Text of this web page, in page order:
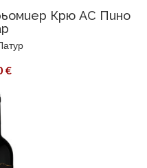
Крю АС Пино
€